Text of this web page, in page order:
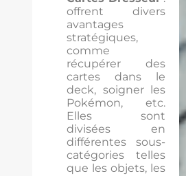
offrent divers
avantages
stratégiques,
comme
récupérer des
cartes dans le
deck, soigner les
Pokémon, etc.
Elles sont
divisées en
différentes sous-
catégories telles
que les objets, les